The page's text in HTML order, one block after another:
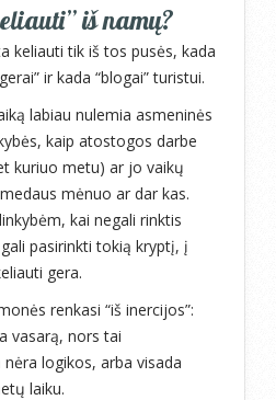
iš namų?
keliauti tik iš tos pusės, kada
ir kada “blogai” turistui.
labiau nulemia asmeninės
kaip atostogos darbe
kuriuo metu) ar jo vaikų
mėnuo ar dar kas.
kai negali rinktis
pasirinkti tokią kryptį, į
gera.
renkasi “iš inercijos”:
vasarą, nors tai
logikos, arba visada
laiku.